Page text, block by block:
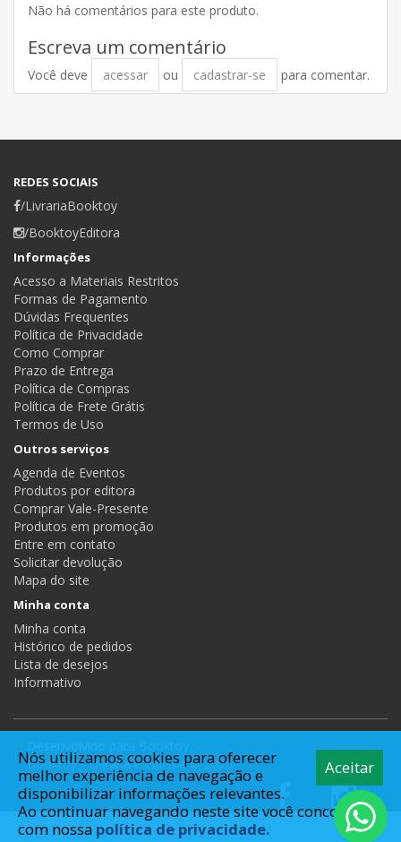
Não há comentários para este produto.
Escreva um comentário
Você deve acessar ou cadastrar-se para comentar.
REDES SOCIAIS
/LivrariaBooktoy
/BooktoyEditora
Informações
Acesso a Materiais Restritos
Formas de Pagamento
Dúvidas Frequentes
Política de Privacidade
Como Comprar
Prazo de Entrega
Política de Compras
Política de Frete Grátis
Termos de Uso
Outros serviços
Agenda de Eventos
Produtos por editora
Comprar Vale-Presente
Produtos em promoção
Entre em contato
Solicitar devolução
Mapa do site
Minha conta
Minha conta
Histórico de pedidos
Lista de desejos
Informativo
Booktoy - Livraria e Editora © 2026
Aceitar
Nós utilizamos cookies para oferecer
melhor experiência de navegação e
disponibilizar informações relevantes.
Ao continuar navegando neste site você concorda
com nossa política de privacidade.